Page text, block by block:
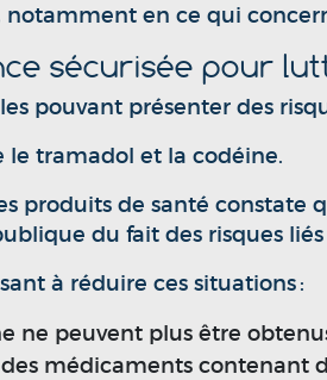
en ce qui
sécurisée pour
pouvant présenter des
le tramadol et la codéine.
produits de santé constate
du fait des risques
à réduire ces situations :
ne peuvent plus être
médicaments contenant